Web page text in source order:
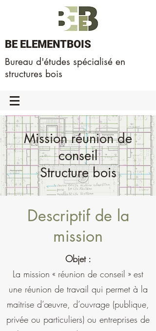
BE ELEMENTBOIS
Bureau d'études spécialisé en
structures bois
Mission réunion de
conseil
Structure bois
Descriptif de la
mission
Objet :
La mission « réunion de conseil » est
une réunion de travail qui permet à la
maitrise d’œuvre, d’ouvrage (publique,
privée ou particuliers) ou entreprises de